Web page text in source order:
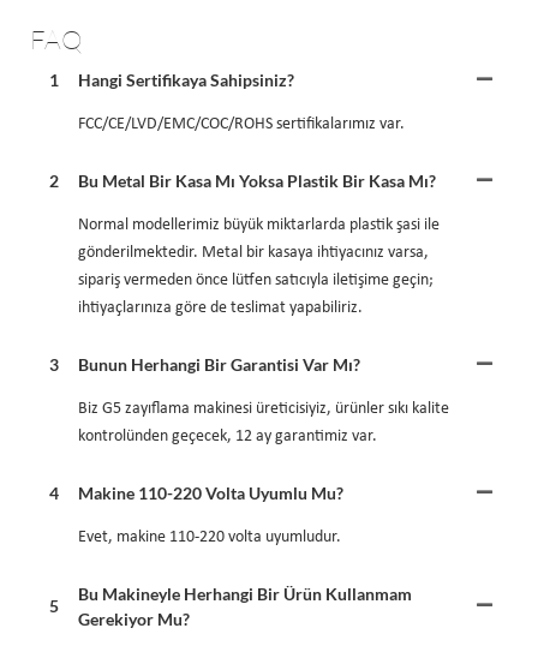
FAQ
1 Hangi Sertifikaya Sahipsiniz?
FCC/CE/LVD/EMC/COC/ROHS sertifikalarımız var.
2 Bu Metal Bir Kasa Mı Yoksa Plastik Bir Kasa Mı?
Normal modellerimiz büyük miktarlarda plastik şasi ile
gönderilmektedir. Metal bir kasaya ihtiyacınız varsa,
sipariş vermeden önce lütfen satıcıyla iletişime geçin;
ihtiyaçlarınıza göre de teslimat yapabiliriz.
3 Bunun Herhangi Bir Garantisi Var Mı?
Biz G5 zayıflama makinesi üreticisiyiz, ürünler sıkı kalite
kontrolünden geçecek, 12 ay garantimiz var.
4 Makine 110-220 Volta Uyumlu Mu?
Evet, makine 110-220 volta uyumludur.
5
Bu Makineyle Herhangi Bir Ürün Kullanmam
Gerekiyor Mu?